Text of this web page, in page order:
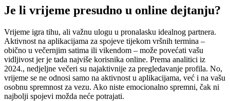
Je li vrijeme presudno u online dejtanju?
Vrijeme igra tihu, ali važnu ulogu u pronalasku idealnog partnera.
Aktivnost na aplikacijama za spojeve tijekom vršnih termina –
obično u večernjim satima ili vikendom – može povećati vašu
vidljivost jer je tada najviše korisnika online. Prema analitici iz
2024., nedjeljne večeri su najaktivnije za pregledavanje profila. No,
vrijeme se ne odnosi samo na aktivnost u aplikacijama, već i na vašu
osobnu spremnost za vezu. Ako niste emocionalno spremni, čak ni
najbolji spojevi možda neće potrajati.